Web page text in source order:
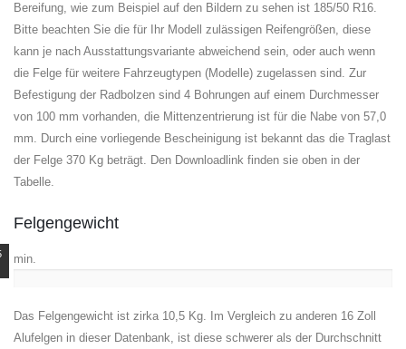
Bereifung, wie zum Beispiel auf den Bildern zu sehen ist 185/50 R16.
Bitte beachten Sie die für Ihr Modell zulässigen Reifengrößen, diese
kann je nach Ausstattungsvariante abweichend sein, oder auch wenn
die Felge für weitere Fahrzeugtypen (Modelle) zugelassen sind. Zur
Befestigung der Radbolzen sind 4 Bohrungen auf einem Durchmesser
von 100 mm vorhanden, die Mittenzentrierung ist für die Nabe von 57,0
mm. Durch eine vorliegende Bescheinigung ist bekannt das die Traglast
der Felge 370 Kg beträgt. Den Downloadlink finden sie oben in der
Tabelle.
Felgengewicht
min.
Das Felgengewicht ist zirka 10,5 Kg. Im Vergleich zu anderen 16 Zoll
Alufelgen in dieser Datenbank, ist diese schwerer als der Durchschnitt